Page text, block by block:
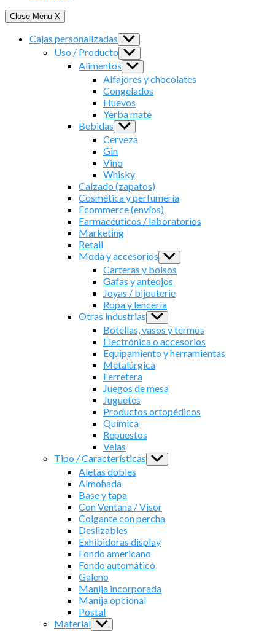
Close Menu X
Cajas personalizadas Show
sub
menu
Uso / Producto Show
sub
menu
Alimentos Show
sub
menu
Alfajores y chocolates
Congelados
Huevos
Yerba mate
Bebidas Show
sub
menu
Cerveza
Gin
Vino
Whisky
Calzado (zapatos)
Cosmética y perfumería
Ecommerce (envíos)
Farmacéuticos / laboratorios
Marketing
Retail
Moda y accesorios Show
sub
menu
Carteras y bolsos
Gafas y anteojos
Joyas / bijouterie
Ropa y lencería
Otras industrias Show
sub
menu
Botellas, vasos y termos
Electrónica o accesorios
Equipamiento y herramientas
Metalúrgica
Ferretera
Juegos de mesa
Juguetes
Productos ortopédicos
Química
Repuestos
Velas
Tipo / Características Show
sub
Aletas dobles
Almohada
Base y tapa
Con Ventana / Visor
Colgante con percha
Deslizables
Exhibidoras display
Fondo americano
Fondo automático
Galeno
Manija incorporada
Manija opcional
Postal
Material Show